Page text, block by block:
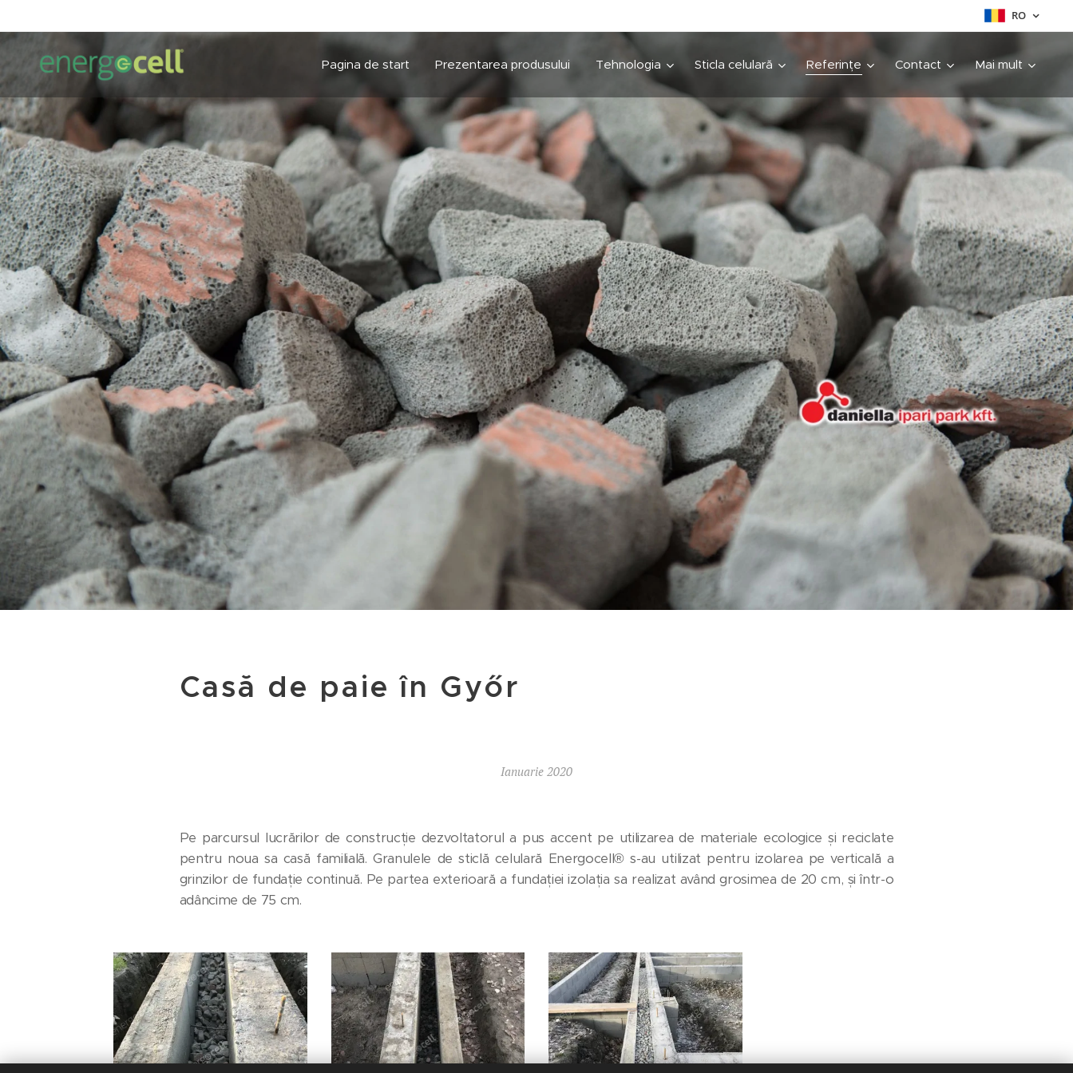
RO
Pagina de start Prezentarea produsului Tehnologia Sticla celulară Referințe Contact Mai mult
Casă de paie în Győr
Ianuarie 2020
Pe parcursul lucrărilor de construcție dezvoltatorul a pus accent pe utilizarea de materiale ecologice și reciclate
pentru noua sa casă familială. Granulele de sticlă celulară Energocell® s-au utilizat pentru izolarea pe verticală a
grinzilor de fundație continuă. Pe partea exterioară a fundației izolația sa realizat având grosimea de 20 cm, și într-o
adâncime de 75 cm.